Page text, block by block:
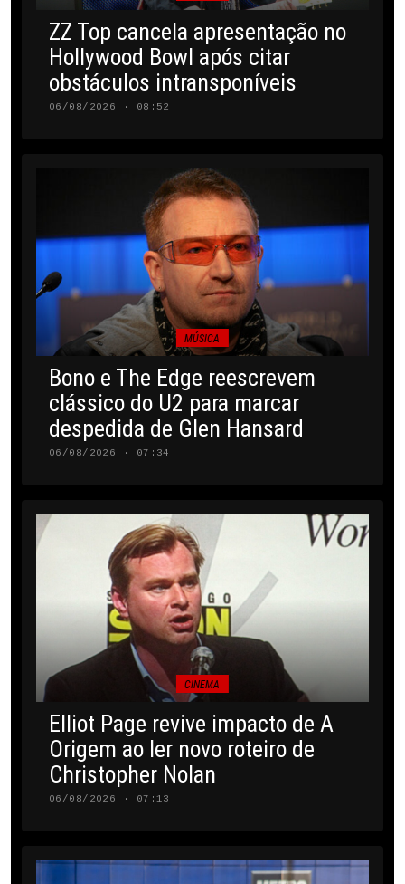
ZZ Top cancela apresentação no
Hollywood Bowl após citar
obstáculos intransponíveis
06/08/2026 · 08:52
MÚSICA
Bono e The Edge reescrevem
clássico do U2 para marcar
despedida de Glen Hansard
06/08/2026 · 07:34
CINEMA
Elliot Page revive impacto de A
Origem ao ler novo roteiro de
Christopher Nolan
06/08/2026 · 07:13